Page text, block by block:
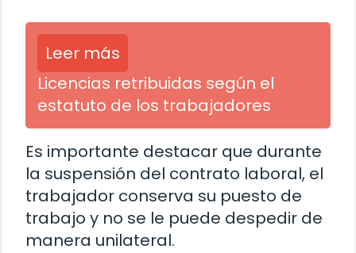
Leer más
Licencias retribuidas según el
estatuto de los trabajadores
Es importante destacar que durante
la suspensión del contrato laboral, el
trabajador conserva su puesto de
trabajo y no se le puede despedir de
manera unilateral.